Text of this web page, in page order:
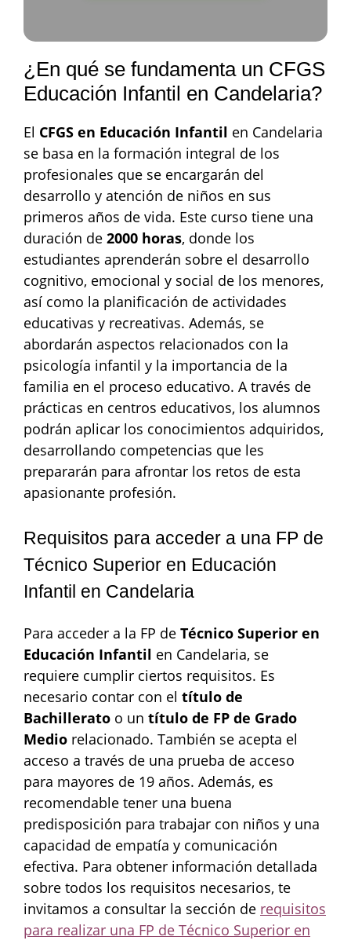
¿En qué se fundamenta un CFGS
Educación Infantil en Candelaria?
El CFGS en Educación Infantil en Candelaria
se basa en la formación integral de los
profesionales que se encargarán del
desarrollo y atención de niños en sus
primeros años de vida. Este curso tiene una
duración de 2000 horas, donde los
estudiantes aprenderán sobre el desarrollo
cognitivo, emocional y social de los menores,
así como la planificación de actividades
educativas y recreativas. Además, se
abordarán aspectos relacionados con la
psicología infantil y la importancia de la
familia en el proceso educativo. A través de
prácticas en centros educativos, los alumnos
podrán aplicar los conocimientos adquiridos,
desarrollando competencias que les
prepararán para afrontar los retos de esta
apasionante profesión.
Requisitos para acceder a una FP de
Técnico Superior en Educación
Infantil en Candelaria
Para acceder a la FP de Técnico Superior en
Educación Infantil en Candelaria, se
requiere cumplir ciertos requisitos. Es
necesario contar con el título de
Bachillerato o un título de FP de Grado
Medio relacionado. También se acepta el
acceso a través de una prueba de acceso
para mayores de 19 años. Además, es
recomendable tener una buena
predisposición para trabajar con niños y una
capacidad de empatía y comunicación
efectiva. Para obtener información detallada
sobre todos los requisitos necesarios, te
invitamos a consultar la sección de requisitos
para realizar una FP de Técnico Superior en